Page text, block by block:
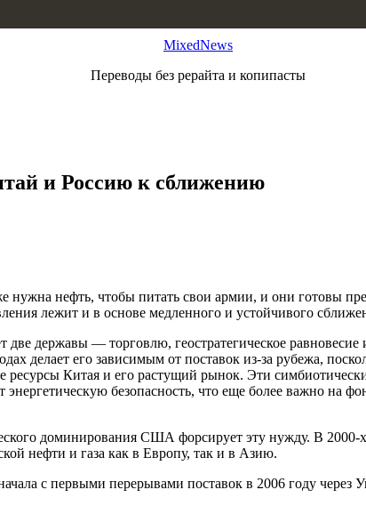
MixedNews
Переводы без рерайта и копипасты
и Россию к сближению
нужна нефть, чтобы питать свои армии, и они готовы
лежит и в основе медленного и устойчивого
державы — торговлю, геостратегическое
делает его зависимым от поставок из-за рубежа,
ресурсы Китая и его растущий рынок. Эти
энергетическую безопасность, что еще более важно
доминирования США форсирует эту нужду. В
нефти и газа как в Европу, так и в Азию.
с первыми перерывами поставок в 2006 году через